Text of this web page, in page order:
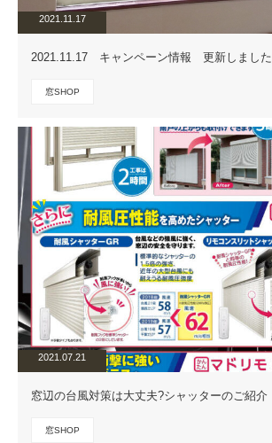
2021.11.17
2021.11.17 キャンペーン情報 更新しました
窓SHOP
2021.07.21
窓辺の台風対策は大丈夫?シャッターのご紹介
窓SHOP